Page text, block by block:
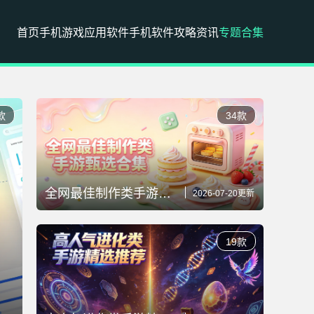
首页手机游戏应用软件手机软件攻略资讯专题合集
34款
全网最佳制作类手游甄选合集 2026-07-20更新
19款